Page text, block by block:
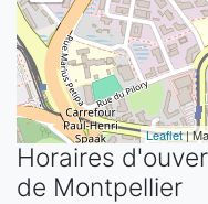
Leaflet|
Horaires
de Montpellier